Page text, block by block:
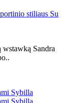
stiliaus Su
wstawką Sandra